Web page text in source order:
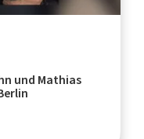
und Mathias